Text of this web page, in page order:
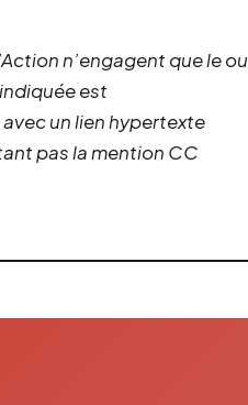
n’engagent que le ou
est
un lien hypertexte
pas la mention CC